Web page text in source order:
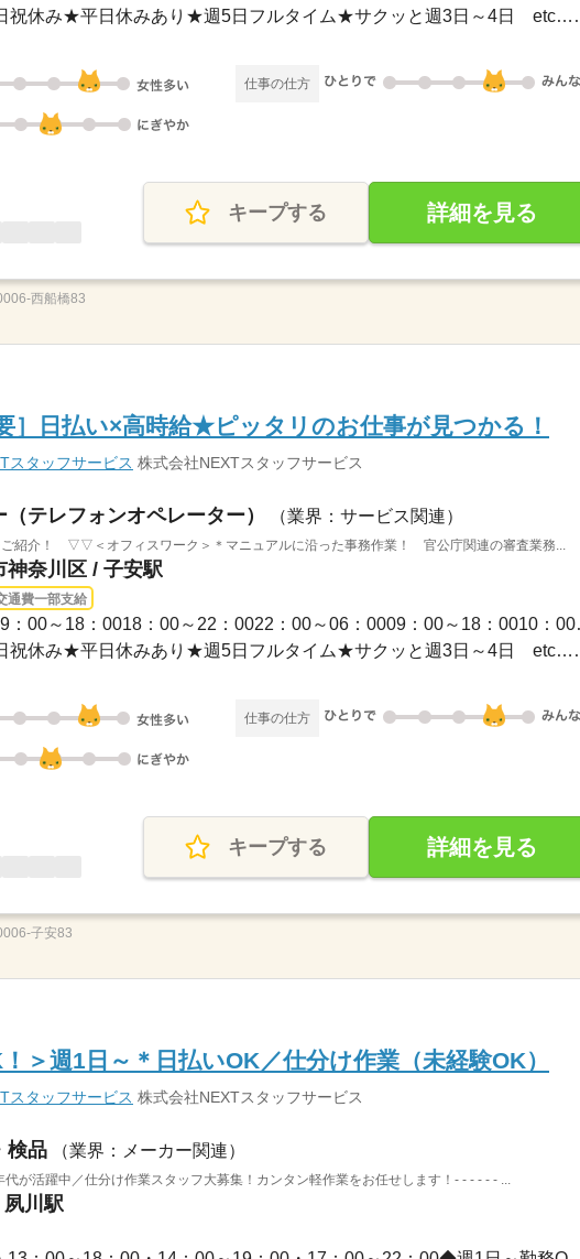
★平日のみ／土日
仕事の仕方
キープする 詳細を見る
西船橋83
］日払い×高時給★ピッタリのお仕事が見つかる！
スタッフサービス 株式会社NEXTスタッフサービス
テレフォンオペレーター） （業界：サービス関連）
介！ ▽▽＜オフィスワーク＞＊マニュアルに沿った事務作業！ 官公庁関連の審査業務...
神奈川区 / 子安駅
通費一部支給
1ヵ月～3ヵ
★平日のみ／土日
仕事の仕方
キープする 詳細を見る
子安83
＞週1日～＊日払いOK／仕分け作業（未経験OK）
スタッフサービス 株式会社NEXTスタッフサービス
検品 （業界：メーカー関連）
が活躍中／仕分け作業スタッフ大募集！カンタン軽作業をお任せします！- - - - - - ...
川駅